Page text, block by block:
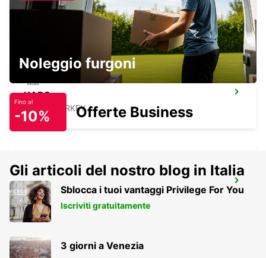
AIRPORT
LUANDA - ANGOLA
KARS
KARS - TURKEY
WESTERN SYDNEY AIRPORT
LUDDENHAM - AUSTRALIA
Noleggio furgoni
Fino al
-10% Offerte Business
Gli articoli del nostro blog in Italia
Sblocca i tuoi vantaggi Privilege For You
Iscriviti gratuitamente
3 giorni a Venezia